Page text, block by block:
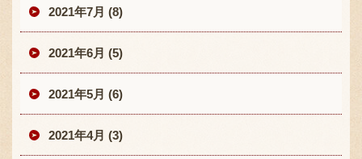
2021年7月 (8)
2021年6月 (5)
2021年5月 (6)
2021年4月 (3)